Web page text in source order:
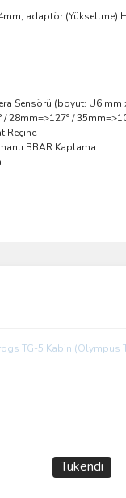
adaptör
Sensörü (boyut: U6
28mm=>127° /
Reçine
BBAR Kaplama
bulunuyor.
Tükendi